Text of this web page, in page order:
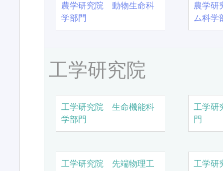
農学研究院 動物生命科
学部門
農学
ム科学
工学研究院
工学研究院 生命機能科
学部門
工学研
門
工学研究院 先端物理工
工学研